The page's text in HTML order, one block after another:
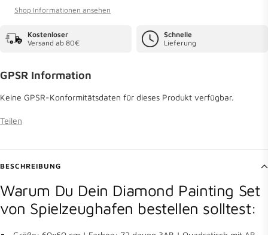
Shop Informationen ansehen
Kostenloser
Versand ab 80€
Schnelle
Lieferung
GPSR Information
Keine GPSR-Konformitätsdaten für dieses Produkt verfügbar.
Teilen
BESCHREIBUNG
Warum Du Dein Diamond Painting Set
von Spielzeughafen bestellen solltest: